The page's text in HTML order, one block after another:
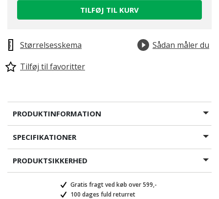
TILFØJ TIL KURV
Størrelsesskema
Sådan måler du
Tilføj til favoritter
PRODUKTINFORMATION
SPECIFIKATIONER
PRODUKTSIKKERHED
Gratis fragt ved køb over 599,-
100 dages fuld returret